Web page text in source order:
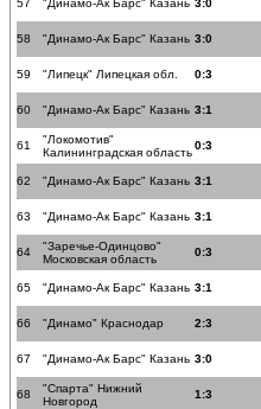
57 "Динамо-Ак Барс" Казань 3:0
58 "Динамо-Ак Барс" Казань 3:0
59 "Липецк" Липецкая обл. 0:3
60 "Динамо-Ак Барс" Казань 3:1
61
"Локомотив"
Калининградская область
0:3
62 "Динамо-Ак Барс" Казань 3:1
63 "Динамо-Ак Барс" Казань 3:1
64
"Заречье-Одинцово"
Московская область
0:3
65 "Динамо-Ак Барс" Казань 3:1
66 "Динамо" Краснодар 2:3
67 "Динамо-Ак Барс" Казань 3:0
68
"Спарта" Нижний
Новгород
1:3